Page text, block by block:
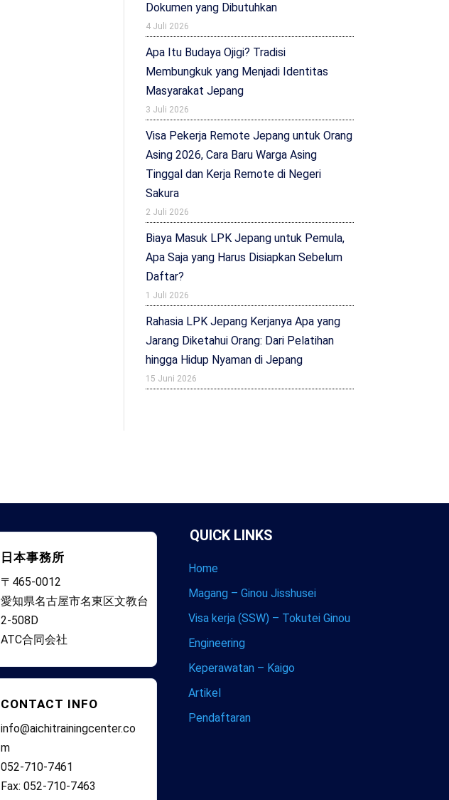
Dokumen yang Dibutuhkan
4 Juli 2026
Apa Itu Budaya Ojigi? Tradisi
Membungkuk yang Menjadi Identitas
Masyarakat Jepang
3 Juli 2026
Visa Pekerja Remote Jepang untuk Orang
Asing 2026, Cara Baru Warga Asing
Tinggal dan Kerja Remote di Negeri
Sakura
2 Juli 2026
Biaya Masuk LPK Jepang untuk Pemula,
Apa Saja yang Harus Disiapkan Sebelum
Daftar?
1 Juli 2026
Rahasia LPK Jepang Kerjanya Apa yang
Jarang Diketahui Orang: Dari Pelatihan
hingga Hidup Nyaman di Jepang
15 Juni 2026
日本事務所
〒465-0012
愛知県名古屋市名東区文教台
2-508D
ATC合同会社
CONTACT INFO
info@aichitrainingcenter.co
m
052-710-7461
Fax: 052-710-7463
QUICK LINKS
Home
Magang – Ginou Jisshusei
Visa kerja (SSW) – Tokutei Ginou
Engineering
Keperawatan – Kaigo
Artikel
Pendaftaran